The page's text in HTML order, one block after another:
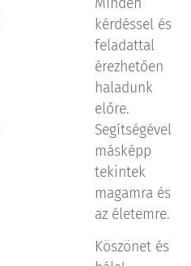
Minden
kérdéssel és
feladattal
érezhetően
haladunk
előre.
Segítségével
másképp
tekintek
magamra és
az életemre.
Köszönet és